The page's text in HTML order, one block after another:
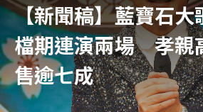
【新聞稿】藍寶石大
檔期連演兩場 孝親
售逾七成